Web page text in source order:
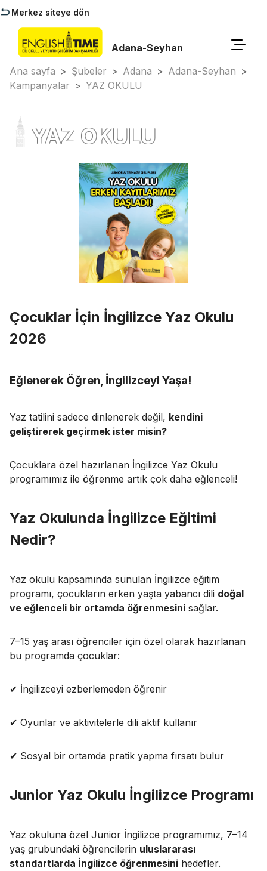
Merkez siteye dön
Adana-Seyhan
Ana sayfa > Şubeler > Adana > Adana-Seyhan >
Kampanyalar > YAZ OKULU
YAZ OKULU
Çocuklar İçin İngilizce Yaz Okulu
2026
Eğlenerek Öğren, İngilizceyi Yaşa!
Yaz tatilini sadece dinlenerek değil, kendini
geliştirerek geçirmek ister misin?
Çocuklara özel hazırlanan İngilizce Yaz Okulu
programımız ile öğrenme artık çok daha eğlenceli!
Yaz Okulunda İngilizce Eğitimi
Nedir?
Yaz okulu kapsamında sunulan İngilizce eğitim
programı, çocukların erken yaşta yabancı dili doğal
ve eğlenceli bir ortamda öğrenmesini sağlar.
7–15 yaş arası öğrenciler için özel olarak hazırlanan
bu programda çocuklar:
✔ İngilizceyi ezberlemeden öğrenir
✔ Oyunlar ve aktivitelerle dili aktif kullanır
✔ Sosyal bir ortamda pratik yapma fırsatı bulur
Junior Yaz Okulu İngilizce Programı
Yaz okuluna özel Junior İngilizce programımız, 7–14
yaş grubundaki öğrencilerin uluslararası
standartlarda İngilizce öğrenmesini hedefler.